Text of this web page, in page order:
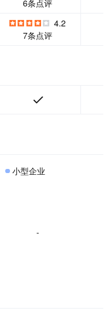
6条点评
4.2
7条点评
小型企业
-